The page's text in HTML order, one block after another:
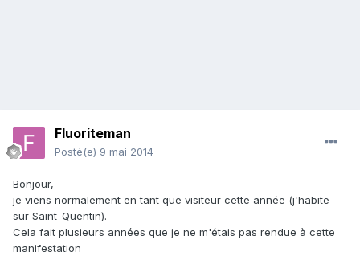
Fluoriteman
Posté(e) 9 mai 2014
Bonjour,
je viens normalement en tant que visiteur cette année (j'habite
sur Saint-Quentin).
Cela fait plusieurs années que je ne m'étais pas rendue à cette
manifestation